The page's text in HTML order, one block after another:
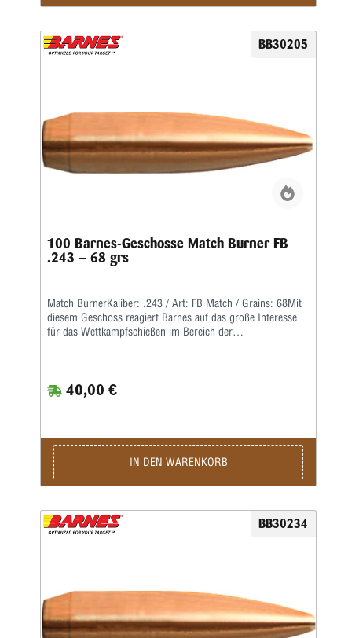
BB30205
100 Barnes-Geschosse Match Burner FB
.243 – 68 grs
Match BurnerKaliber: .243 / Art: FB Match / Grains: 68Mit
diesem Geschoss reagiert Barnes auf das große Interesse
für das Wettkampfschießen im Bereich der
40,00 €
IN DEN WARENKORB
BB30234